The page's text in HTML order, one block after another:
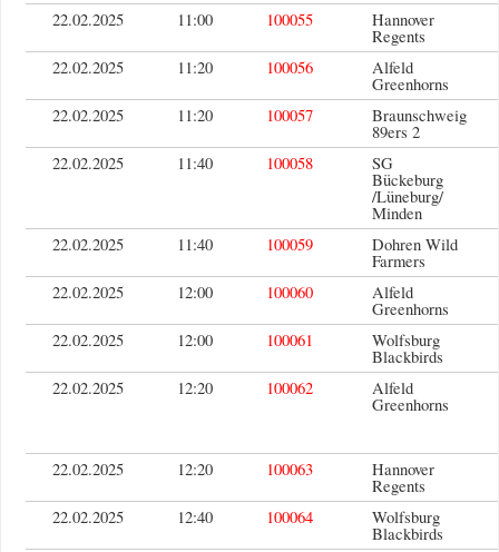
22.02.2025
11:00 100055 Hannover
Regents
22.02.2025
11:20 100056 Alfeld
Greenhorns
22.02.2025
11:20 100057 Braunschweig
89ers 2
22.02.2025
11:40 100058 SG
Bückeburg
/Lüneburg/
Minden
22.02.2025
11:40 100059 Dohren Wild
Farmers
22.02.2025
12:00 100060 Alfeld
Greenhorns
22.02.2025
12:00 100061 Wolfsburg
Blackbirds
22.02.2025
12:20 100062 Alfeld
Greenhorns
22.02.2025 12:20 100063 Hannover
Regents
22.02.2025
12:40 100064 Wolfsburg
Blackbirds